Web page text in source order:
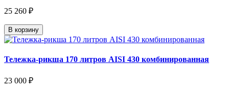
25 260 ₽
В корзину
Тележка-рикша 170 литров AISI 430 комбинированная
23 000 ₽